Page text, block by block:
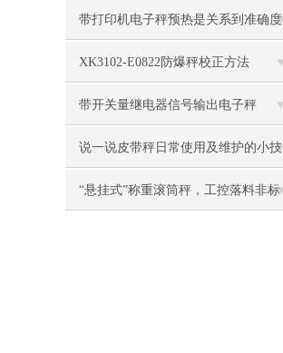
3100电子台秤
带打印机电子秤预热是关系到准确度
的重点
XK3102-E0822防爆秤校正方法
带开关量继电器信号输出电子秤
说一说皮带秤日常使用及维护的小技
巧
“悬挂式”称重滚筒秤，工控落料非标